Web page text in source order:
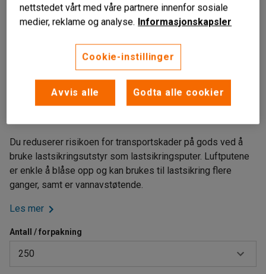
Liknende produkter
Mindre risiko for transportskader
Vannavstøtende
Du reduserer risikoen for transportskader på gods ved å
bruke lastsikringsutstyr som lastsikringsputer. Luftputene
er enkle å blåse opp og kan brukes til lastsikring flere
ganger, samt er vannavstøtende.
Les mer
Antall / forpakning
250
nettstedet vårt med våre partnere innenfor sosiale
medier, reklame og analyse. Informasjonskapsler
Cookie-instillinger
Avvis alle Godta alle cookier